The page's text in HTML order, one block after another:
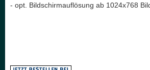
- opt. Bildschirmauflösung ab 1024x768